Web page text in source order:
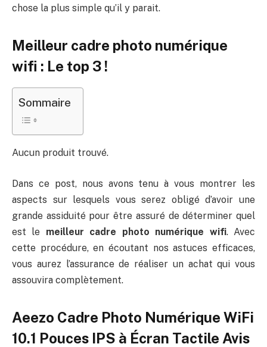
chose la plus simple qu’il y parait.
Meilleur cadre photo numérique
wifi : Le top 3 !
Sommaire
Aucun produit trouvé.
Dans ce post, nous avons tenu à vous montrer les
aspects sur lesquels vous serez obligé d’avoir une
grande assiduité pour être assuré de déterminer quel
est le meilleur cadre photo numérique wifi. Avec
cette procédure, en écoutant nos astuces efficaces,
vous aurez l’assurance de réaliser un achat qui vous
assouvira complètement.
Aeezo Cadre Photo Numérique WiFi
10.1 Pouces IPS à Écran Tactile Avis